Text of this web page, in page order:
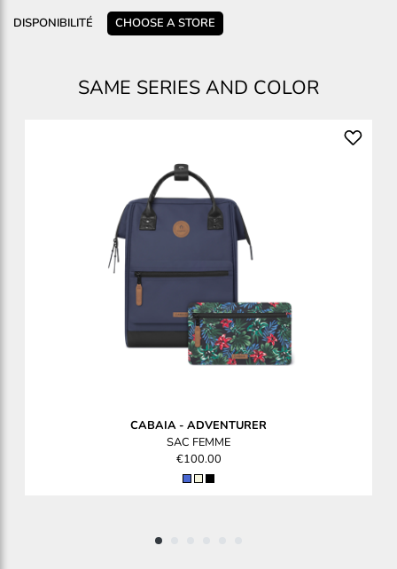
DISPONIBILITÉ CHOOSE A STORE
SAME SERIES AND COLOR
CABAIA- ADVENTURER
SAC FEMME
€100.00